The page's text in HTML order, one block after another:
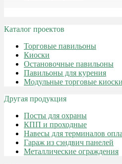
Каталог проектов
Торговые павильоны
Киоски
Остановочные павильоны
Павильоны для курения
Модульные торговые
Другая продукция
Посты для охраны
КПП и проходные
Навесы для терминалов
Гараж из сэндвич панелей
Металлические ограждения